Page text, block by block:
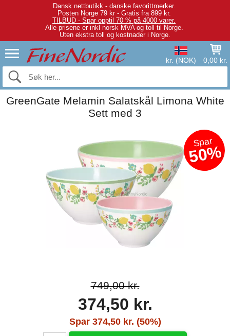
Dansk nettbutikk - danske favorittmerker.
Posten Norge 79 kr - Gratis fra 899 kr.
TILBUD - Spar opptil 70 % på 4000 varer.
Alle prisene er inkl norsk MVA og toll til Norge.
Uten ekstra toll og kostnader i Norge.
kr. (NOK) 0,00 kr.
GreenGate Melamin Salatskål Limona White
Sett med 3
Spar
50%
749,00 kr.
374,50 kr.
Spar 374,50 kr. (50%)